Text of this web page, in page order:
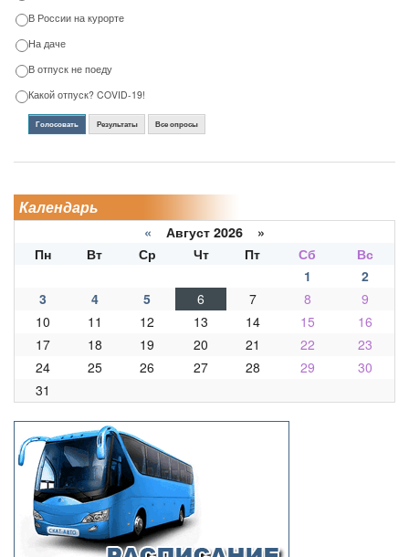
В России на курорте
На даче
В отпуск не поеду
Какой отпуск? COVID-19!
Голосовать Результаты Все опросы
Календарь
« Август 2026 »
Пн
Вт Ср Чт Пт Сб
Вс
1
2
3
4 5 6 7 8
9
10
11 12 13 14 15
16
17
18 19 20 21 22
23
24
25 26 27 28 29
30
31